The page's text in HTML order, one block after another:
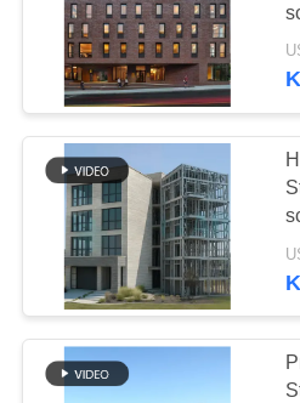
TRETEN
SIE
MIT
UNS
VERBINDUNG
NACHRICHTEN